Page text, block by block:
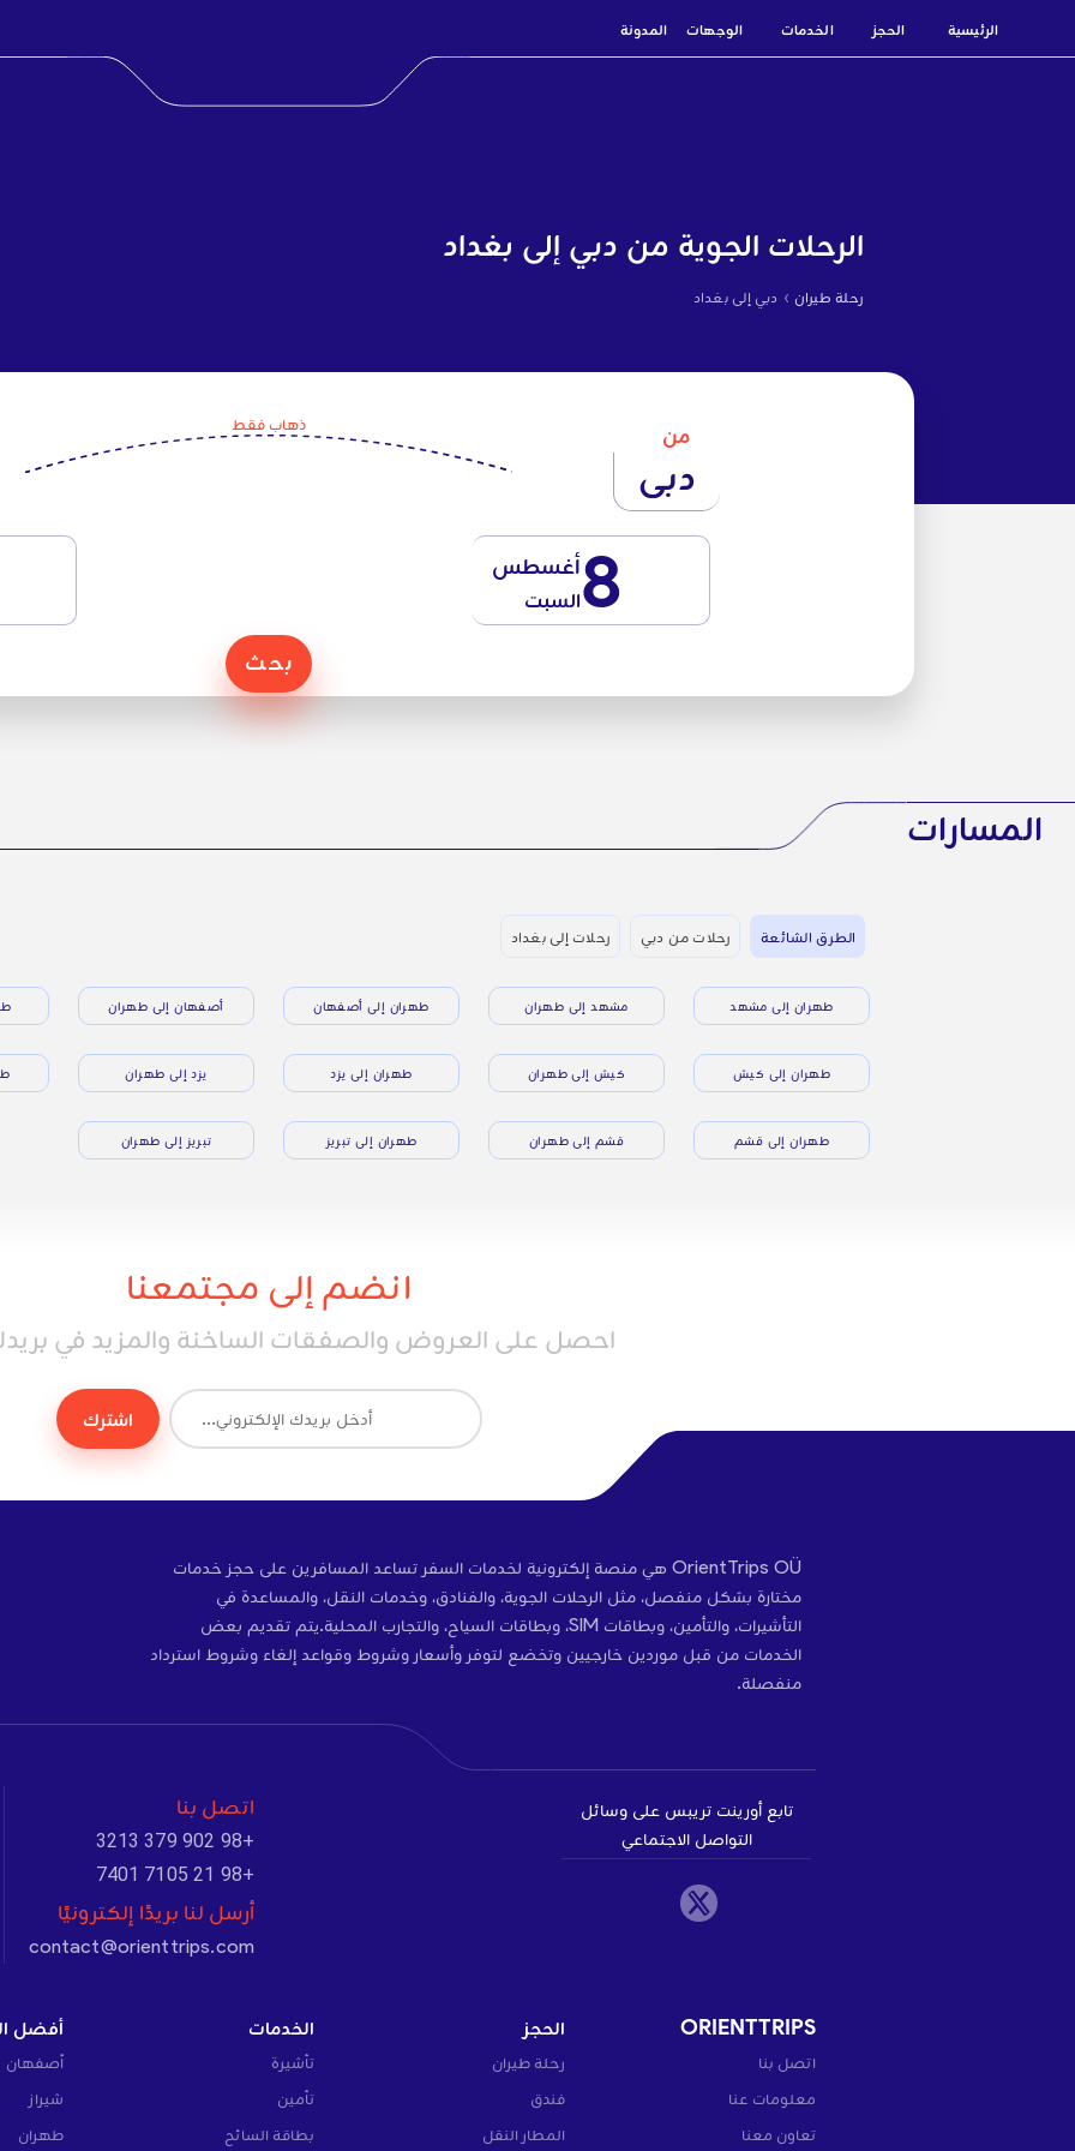
الرئيسية الحجز الخدمات الوجهات المدونة
الرحلات الجوية من دبي إلى بغداد
رحلة طيران › دبي إلى بغداد
من
دبي
ذهاب فقط
8أغسطس
السبت
بحث
المسارات
الطرق الشائعة رحلات من دبي رحلات إلى بغداد
طهران إلى مشهد مشهد إلى طهران طهران إلى أصفهان أصفهان إلى طهران
طهران إلى كيش كيش إلى طهران طهران إلى يزد يزد إلى طهران
طهران إلى قشم قشم إلى طهران طهران إلى تبريز تبريز إلى طهران
انضم إلى مجتمعنا
احصل على العروض والصفقات الساخنة والمزيد في بريدك
اشترك
OrientTrips OÜ هي منصة إلكترونية لخدمات السفر تساعد المسافرين على حجز خدمات
مختارة بشكل منفصل، مثل الرحلات الجوية، والفنادق، وخدمات النقل، والمساعدة في
التأشيرات، والتأمين، وبطاقات SIM، وبطاقات السياح، والتجارب المحلية.يتم تقديم بعض
الخدمات من قبل موردين خارجيين وتخضع لتوفر وأسعار وشروط وقواعد إلغاء وشروط استرداد
منفصلة.
تابع أورينت تريبس على وسائل
التواصل الاجتماعي
اتصل بنا
+98 902 379 3213
+98 21 7105 7401
أرسل لنا بريدًا إلكترونيًا
contact@orienttrips.com
ORIENTTRIPS
اتصل بنا
معلومات عنا
تعاون معنا
الحجز
رحلة طيران
فندق
المطار النقل
الخدمات
تأشيرة
تأمين
بطاقة السائح
أفضل
أصفهان
شيراز
طهران